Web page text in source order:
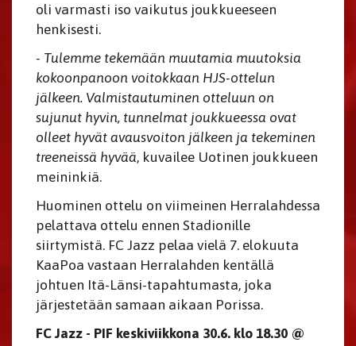
oli varmasti iso vaikutus joukkueeseen
henkisesti.
- Tulemme tekemään muutamia muutoksia
kokoonpanoon voitokkaan HJS-ottelun
jälkeen. Valmistautuminen otteluun on
sujunut hyvin, tunnelmat joukkueessa ovat
olleet hyvät avausvoiton jälkeen ja tekeminen
treeneissä hyvää, kuvailee Uotinen joukkueen
meininkiä.
Huominen ottelu on viimeinen Herralahdessa
pelattava ottelu ennen Stadionille
siirtymistä. FC Jazz pelaa vielä 7. elokuuta
KaaPoa vastaan Herralahden kentällä
johtuen Itä-Länsi-tapahtumasta, joka
järjestetään samaan aikaan Porissa.
FC Jazz - PIF keskiviikkona 30.6. klo 18.30 @